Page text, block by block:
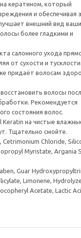
кератином, который
и обеспечивая
внешний вид
более гладкими и
салонного ухода
от сухости и
придаёт волосам
волосы
Рекомендуется
состояния волос.
Keratin на чистые
Тщательно смойте.
Chloride,
Myristate, Argania
Guar
Limonene,
Acetate, Lactic